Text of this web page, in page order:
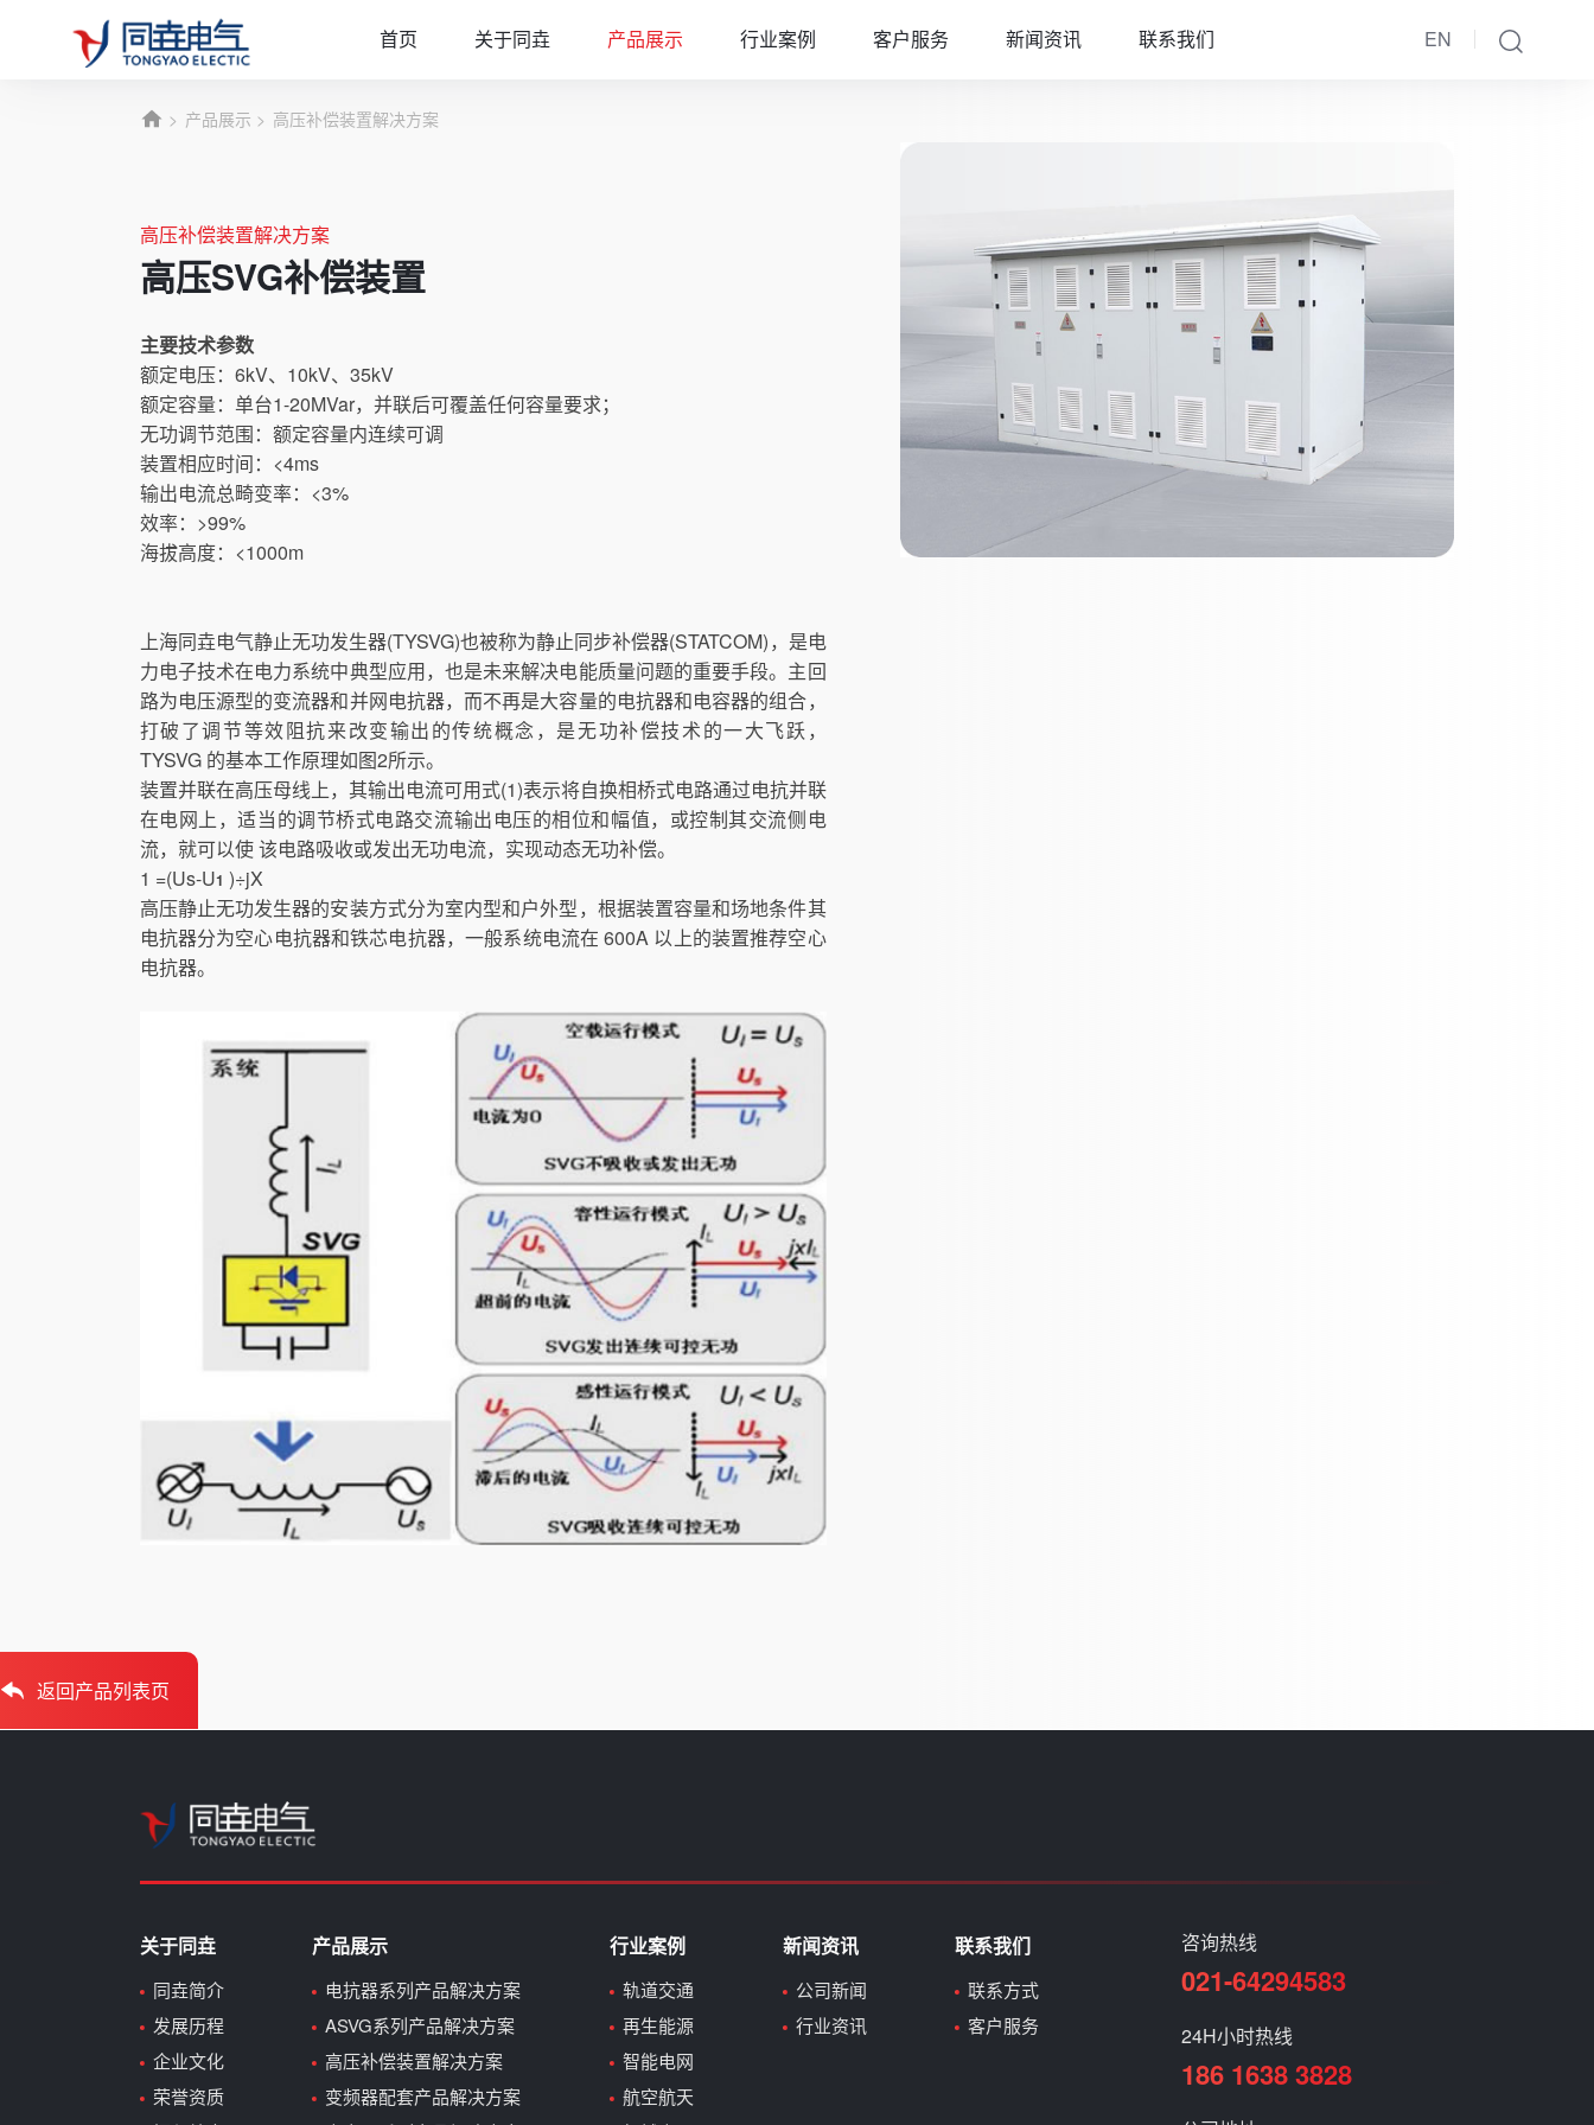
首页 关于同垚 产品展示 行业案例 客户服务 新闻资讯 联系我们 EN
产品展示 高压补偿装置解决方案
高压补偿装置解决方案
高压SVG补偿装置
主要技术参数
额定电压：6kV、10kV、35kV
额定容量：单台1-20MVar，并联后可覆盖任何容量要求；
无功调节范围：额定容量内连续可调
装置相应时间：<4ms
输出电流总畸变率：<3%
效率：>99%
海拔高度：<1000m
上海同垚电气静止无功发生器(TYSVG)也被称为静止同步补偿器(STATCOM)，是电
力电子技术在电力系统中典型应用，也是未来解决电能质量问题的重要手段。主回
路为电压源型的变流器和并网电抗器，而不再是大容量的电抗器和电容器的组合，
打破了调节等效阻抗来改变输出的传统概念，是无功补偿技术的一大飞跃，
TYSVG 的基本工作原理如图2所示。
装置并联在高压母线上，其输出电流可用式(1)表示将自换相桥式电路通过电抗并联
在电网上，适当的调节桥式电路交流输出电压的相位和幅值，或控制其交流侧电
流，就可以使 该电路吸收或发出无功电流，实现动态无功补偿。
1 =(Us-U1 )÷jX
高压静止无功发生器的安装方式分为室内型和户外型，根据装置容量和场地条件其
电抗器分为空心电抗器和铁芯电抗器，一般系统电流在 600A 以上的装置推荐空心
电抗器。
返回产品列表页
关于同垚
同垚简介
发展历程
企业文化
荣誉资质
产品展示
电抗器系列产品解决方案
ASVG系列产品解决方案
高压补偿装置解决方案
变频器配套产品解决方案
行业案例
轨道交通
再生能源
智能电网
航空航天
新闻资讯
公司新闻
行业资讯
联系我们
联系方式
客户服务
咨询热线
021-64294583
24H小时热线
186 1638 3828